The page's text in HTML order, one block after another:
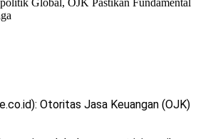
Otoritas Jasa Keuangan (OJK)